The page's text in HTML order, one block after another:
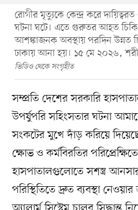
রোগীর মৃত্যুকে কেন্দ্র করে
ঘটনা ঘটে। এতে গুরুতর আহত
আশঙ্কাজনক অবস্থায় পরদিন উন্নত
ঢাকায় আনা হয়। ১৫ মে ২০২৬,
ভিডিও থেকে সংগৃহীত
সম্প্রতি দেশের সরকারি
উপর্যুপরি সহিংসতার ঘটনা
সংকটের মুখে দাঁড় করিয়ে
ক্ষোভ ও কর্মবিরতির
হাসপাতালগুলোতে সশস্ত্র
পরিস্থিতিতে দ্রুত ব্যবস্থা নেওয়ার